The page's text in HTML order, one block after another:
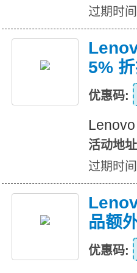
过期时
5% 折
优惠码:
活动地址
过期时
品额
优惠码: